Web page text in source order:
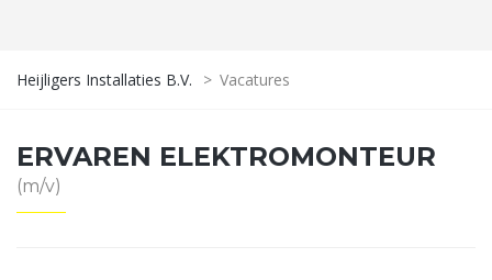
Heijligers Installaties B.V. > Vacatures
ERVAREN ELEKTROMONTEUR
(m/v)